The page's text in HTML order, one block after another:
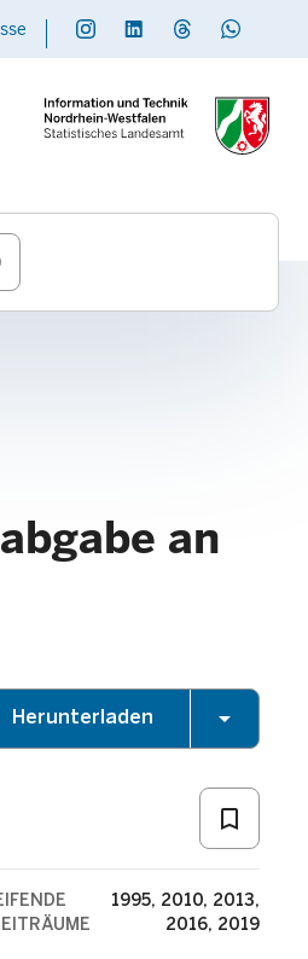
Social
an
Herunterladen arrow_drop_down
bookmark_border
1995, 2010, 2013,
2016, 2019